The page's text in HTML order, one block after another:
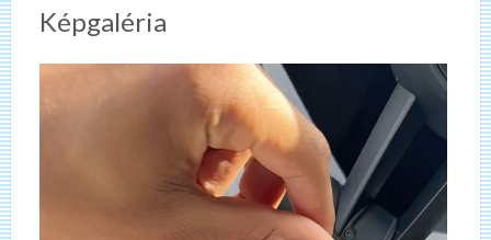
Képgaléria